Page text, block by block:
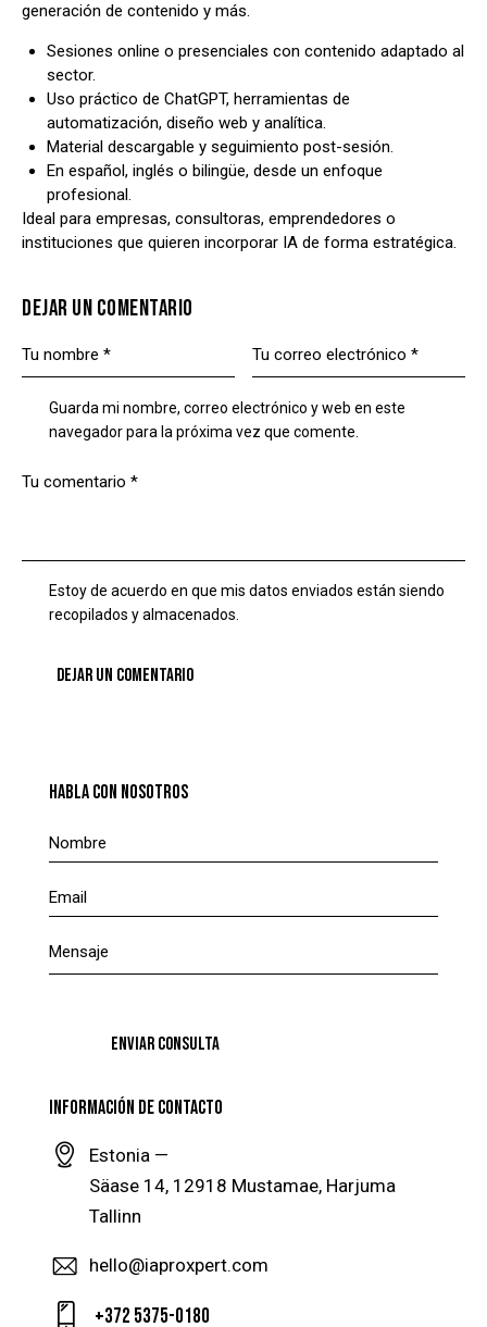
generación de contenido y más.
Sesiones online o presenciales con contenido adaptado al
sector.
Uso práctico de ChatGPT, herramientas de
automatización, diseño web y analítica.
Material descargable y seguimiento post-sesión.
En español, inglés o bilingüe, desde un enfoque
profesional.
Ideal para empresas, consultoras, emprendedores o
instituciones que quieren incorporar IA de forma estratégica.
DEJAR UN COMENTARIO
Guarda mi nombre, correo electrónico y web en este
navegador para la próxima vez que comente.
Estoy de acuerdo en que mis datos enviados están siendo
recopilados y almacenados.
HABLA CON NOSOTROS
INFORMACIÓN DE CONTACTO
Estonia —
Säase 14, 12918 Mustamae, Harjuma
Tallinn
hello@iaproxpert.com
+372 5375-0180